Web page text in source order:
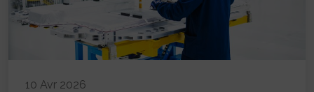
10 Avr 2026